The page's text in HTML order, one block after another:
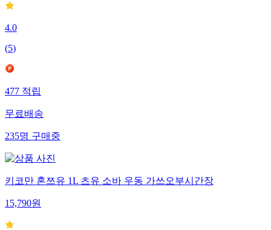
4.0
(5)
477적립
무료배송
235명구매중
키코만 혼쯔유 1L 츠유 소바 우동 가쓰오부시간장
15,790원